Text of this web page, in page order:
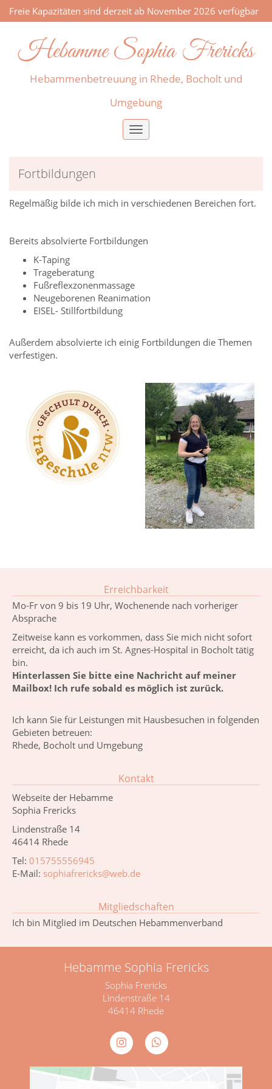
Freie Kapazitäten sind derzeit ab November 2026 verfügbar
Hebamme Sophia Frericks
Hebammenbetreuung in Rhede, Bocholt und
Umgebung
Toggle
Fortbildungen
Regelmäßig bilde ich mich in verschiedenen Bereichen fort.
Bereits absolvierte Fortbildungen
K-Taping
Trageberatung
Fußreflexzonenmassage
Neugeborenen Reanimation
EISEL- Stillfortbildung
Außerdem absolvierte ich einig Fortbildungen die Themen
verfestigen.
Erreichbarkeit
Mo-Fr von 9 bis 19 Uhr, Wochenende nach vorheriger
Absprache
Zeitweise kann es vorkommen, dass Sie mich nicht sofort
erreicht, da ich auch im St. Agnes-Hospital in Bocholt tätig
bin.
Hinterlassen Sie bitte eine Nachricht auf meiner
Mailbox! Ich rufe sobald es möglich ist zurück.
Ich kann Sie für Leistungen mit Hausbesuchen in folgenden
Gebieten betreuen:
Rhede, Bocholt und Umgebung
Kontakt
Webseite der Hebamme
Sophia Frericks
Lindenstraße 14
46414 Rhede
Tel: 015755556945
E-Mail: sophiafrericks@web.de
Mitgliedschaften
Ich bin Mitglied im Deutschen Hebammenverband
Hebamme Sophia Frericks
Sophia Frericks
Lindenstraße 14
46414 Rhede